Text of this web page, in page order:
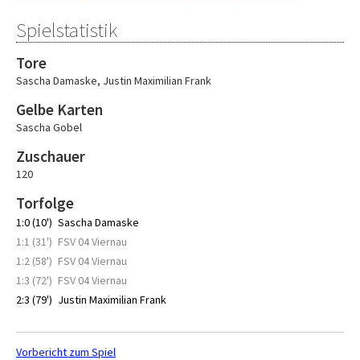
Spielstatistik
Tore
Sascha Damaske, Justin Maximilian Frank
Gelbe Karten
Sascha Gobel
Zuschauer
120
Torfolge
1:0 (10') Sascha Damaske
1:1 (31') FSV 04 Viernau
1:2 (58') FSV 04 Viernau
1:3 (72') FSV 04 Viernau
2:3 (79') Justin Maximilian Frank
Vorbericht zum Spiel